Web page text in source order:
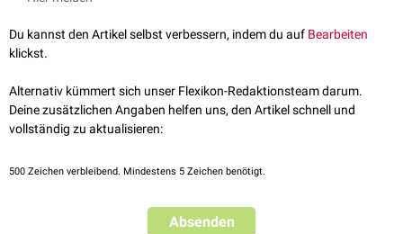
Crista supracondylaris humeri medialis - auf der medialen Seite des
Humerus
Ansatzfläche für folgende Strukturen:
Musculus brachioradialis
Musculus extensor carpi radialis longus
Septum intermusculare brachii laterale
Ansatzfläche für folgende Strukturen:
Du kannst den Artikel selbst verbessern, indem du auf Bearbeiten
klickst.
Alternativ kümmert sich unser Flexikon-Redaktionsteam darum.
Deine zusätzlichen Angaben helfen uns, den Artikel schnell und
vollständig zu aktualisieren:
500 Zeichen verbleibend. Mindestens 5 Zeichen benötigt.
Absenden